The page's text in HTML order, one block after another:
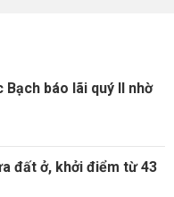
báo lãi quý II nhờ
đất ở, khởi điểm từ 43